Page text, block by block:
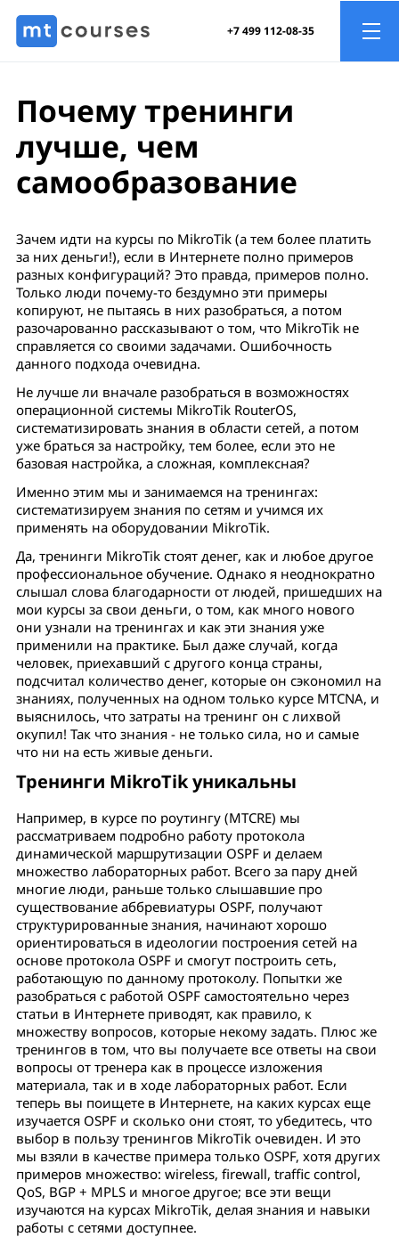
+7 499 112-08-35
Почему тренинги
лучше, чем
самообразование
Зачем идти на курсы по MikroTik (а тем более платить
за них деньги!), если в Интернете полно примеров
разных конфигураций? Это правда, примеров полно.
Только люди почему-то бездумно эти примеры
копируют, не пытаясь в них разобраться, а потом
разочарованно рассказывают о том, что MikroTik не
справляется со своими задачами. Ошибочность
данного подхода очевидна.
Не лучше ли вначале разобраться в возможностях
операционной системы MikroTik RouterOS,
систематизировать знания в области сетей, а потом
уже браться за настройку, тем более, если это не
базовая настройка, а сложная, комплексная?
Именно этим мы и занимаемся на тренингах:
систематизируем знания по сетям и учимся их
применять на оборудовании MikroTik.
Да, тренинги MikroTik стоят денег, как и любое другое
профессиональное обучение. Однако я неоднократно
слышал слова благодарности от людей, пришедших на
мои курсы за свои деньги, о том, как много нового
они узнали на тренингах и как эти знания уже
применили на практике. Был даже случай, когда
человек, приехавший с другого конца страны,
подсчитал количество денег, которые он сэкономил на
знаниях, полученных на одном только курсе MTCNA, и
выяснилось, что затраты на тренинг он с лихвой
окупил! Так что знания - не только сила, но и самые
что ни на есть живые деньги.
Тренинги MikroTik уникальны
Например, в курсе по роутингу (MTCRE) мы
рассматриваем подробно работу протокола
динамической маршрутизации OSPF и делаем
множество лабораторных работ. Всего за пару дней
многие люди, раньше только слышавшие про
существование аббревиатуры OSPF, получают
структурированные знания, начинают хорошо
ориентироваться в идеологии построения сетей на
основе протокола OSPF и смогут построить сеть,
работающую по данному протоколу. Попытки же
разобраться с работой OSPF самостоятельно через
статьи в Интернете приводят, как правило, к
множеству вопросов, которые некому задать. Плюс же
тренингов в том, что вы получаете все ответы на свои
вопросы от тренера как в процессе изложения
материала, так и в ходе лабораторных работ. Если
теперь вы поищете в Интернете, на каких курсах еще
изучается OSPF и сколько они стоят, то убедитесь, что
выбор в пользу тренингов MikroTik очевиден. И это
мы взяли в качестве примера только OSPF, хотя других
примеров множество: wireless, firewall, traffic control,
QoS, BGP + MPLS и многое другое; все эти вещи
изучаются на курсах MikroTik, делая знания и навыки
работы с сетями доступнее.